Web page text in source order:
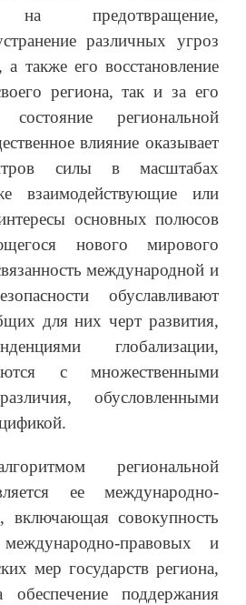
на предотвращение,
различных угроз
также его восстановление
региона, так и за его
региональной
влияние оказывает
силы в масштабах
взаимодействующие или
основных полюсов
нового мирового
международной и
обуславливают
для них черт развития,
глобализации,
с множественными
обусловленными
региональной
ее международно-
включающая совокупность
правовых и
мер государств региона,
обеспечение поддержания